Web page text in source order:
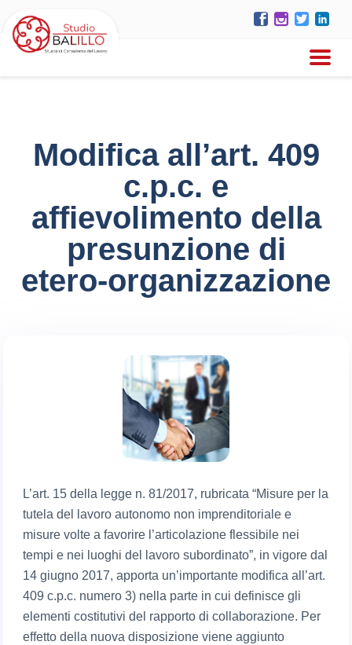
Modifica all’art. 409
c.p.c. e
affievolimento della
presunzione di
etero-organizzazione
L’art. 15 della legge n. 81/2017, rubricata “Misure per la
tutela del lavoro autonomo non imprenditoriale e
misure volte a favorire l’articolazione flessibile nei
tempi e nei luoghi del lavoro subordinato”, in vigore dal
14 giugno 2017, apporta un’importante modifica all’art.
409 c.p.c. numero 3) nella parte in cui definisce gli
elementi costitutivi del rapporto di collaborazione. Per
effetto della nuova disposizione viene aggiunto